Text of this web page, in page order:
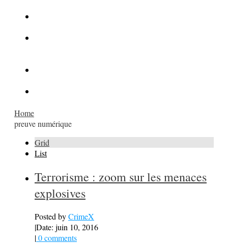
Home
preuve numérique
Grid
List
Terrorisme : zoom sur les menaces
explosives
Posted byCrimeX
|Date: juin 10, 2016
|0 comments